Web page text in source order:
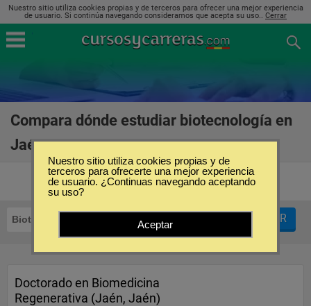
Nuestro sitio utiliza cookies propias y de terceros para ofrecer una mejor experiencia
de usuario. Si continúa navegando consideramos que acepta su uso.. Cerrar
Compara dónde estudiar biotecnología en
Jaén
Biotecnología FILTRAR
Doctorado en Biomedicina
Regenerativa (Jaén, Jaén)
Nuestro sitio utiliza cookies propias y de
terceros para ofrecerte una mejor experiencia
de usuario. ¿Continuas navegando aceptando
su uso?
Aceptar